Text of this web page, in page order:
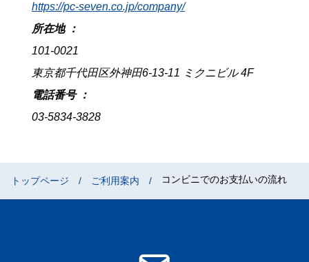
https://pc-seven.co.jp/company/
所在地 ：
101-0021
東京都千代田区外神田6-13-11 ミクニビル 4F
電話番号 ：
03-5834-3828
トップページ ご利用案内 コンビニでのお支払いの流れ